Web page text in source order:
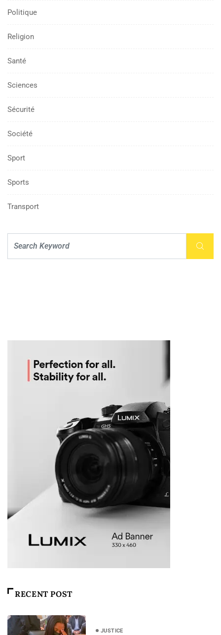
Politique
Religion
Santé
Sciences
Sécurité
Société
Sport
Sports
Transport
RECENT POST
JUSTICE